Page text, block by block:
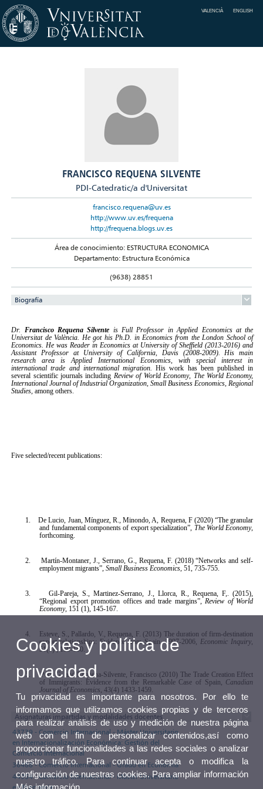
VALENCIÀ ENGLISH
FRANCISCO REQUENA SILVENTE
PDI-Catedratic/a d'Universitat
francisco.requena@uv.es
http://www.uv.es/frequena
http://frequena.blogs.uv.es
Área de conocimiento: ESTRUCTURA ECONOMICA
Departamento: Estructura Económica
(9638) 28851
Biografía
Dr. Francisco Requena Silvente is Full Professor in Applied Economics at the
Universitat de València. He got his Ph.D. in Economics from the London School of
Economics. He was Reader in Economics at University of Sheffield (2013-2016) and
Assistant Professor at University of California, Davis (2008-2009). His main
research area isApplied International Economics, with special interest in
international trade and international migration.His work has been published in
several scientific journals including Review of World Economy, The World Economy,
International Journal of Industrial Organization, Small Business Economics, Regional
Studies,among others.
Five selected/recent publications:
1.
De Lucio, Juan, Mínguez, R., Minondo, A, Requena, F (2020) “The granular
and fundamental components of export specialization”, The World Economy,
forthcoming.
2.
Martín-Montaner, J., Serrano, G., Requena, F. (2018) “Networks and self-
employment migrants”,Small Business Economics , 51, 735-755.
3. Gil-Pareja, S., Martinez-Serrano, J., Llorca, R., Requena, F,.(2015),
“Regional export promotion offices and trade margins”, Review of World
Economy, 151 (1), 145-167.
4.
Esteve, S., Pallardo, V., Requena, F. (2013) The duration of firm-destination
export relationships: Evidence from Spain, 1997-2006, Economic Inquiry
51(1) , 159-180.
5.
Peri, G. and Requena-Silvente, Francisco (2010) The Trade Creation Effect
of Immigrants: Evidence from the Remarkable Case of Spain, Canadian
Journal of Economics , 43(4) 1433-1459.
Asignaturas impartidas y modalidades docentes
43739 - Comercio Internacional - Máster Universitario
en Internacionalización Económica: Gestión del
Comercio Internacional
36488 - Comercio Internacional - Grado en Economía
44954 - Comercio Internacional - Máster Universitario
en Economía
Cookies y política de
privacidad
Tu privacidad es importante para nosotros. Por ello te
informamos que utilizamos cookies propias y de terceros
para realizar análisis de uso y medición de nuestra página
web con el fin de personalizar contenidos,así como
proporcionar funcionalidades a las redes sociales o analizar
nuestro tráfico. Para continuar acepta o modifica la
configuración de nuestras cookies. Para ampliar información
Más información